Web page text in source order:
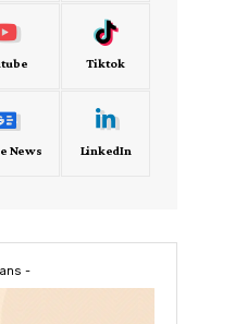
Tiktok
News LinkedIn
-